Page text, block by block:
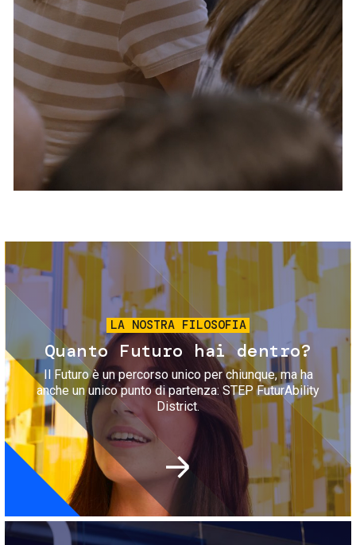
Servizi e accessibilità
Contatti
FAQ
Biglietti
Immagine
LA NOSTRA FILOSOFIA
Quanto Futuro hai dentro?
Il Futuro è un percorso unico per chiunque, ma ha
anche un unico punto di partenza: STEP FuturAbility
District.
Immagine